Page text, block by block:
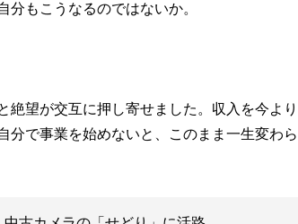
分もこうなるのではないか。
望が交互に押し寄せました。収入を今よ
分で事業を始めないと、このまま一生変わ